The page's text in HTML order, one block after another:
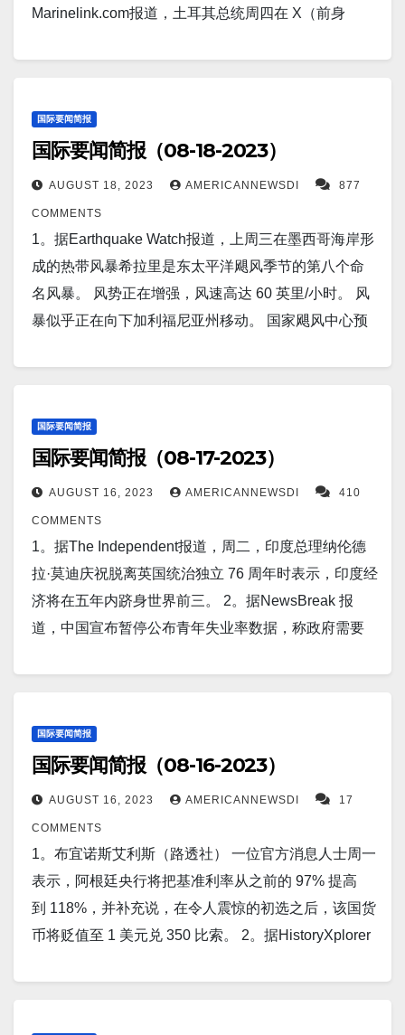
计划于8月21日尝试着陆，而印度的Chandrayaan-3探
战案件向国防部长提供建议。 10。据Newsweek报
道，基辅军方声称，乌克兰在不到一天的时间里在南
部摧毁了三艘“颠覆性的俄罗斯船只”。据报道，民用船
只正在远离黑海地区，乌克兰越来越多地瞄准莫斯科
的目标。 11。据The US Sun报道，在普京的一架珍贵
战机在俄罗斯领土深处遭到神风特攻队无人机袭击受
损后，莫斯科的两个机场因“无人机威胁”而关闭。
12。据Sporting News报道，西班牙队在悉尼举行的世
袭击。从基地黑烟的图像进一步证实了这些报道，但
尚不清楚是什么在燃烧。 14。据Newsweek报道，俄
罗斯当地官员称，西伯利亚布里亚特地区一座被毁的
罗斯经济可能损失“数十亿卢布”。 15。据Markets
Insider报道，分析师表示，随着人民币、卢布和阿根
廷比索同时暴跌，去美元化进程正面临信心危机。 以
下为华人服务广告区：…
统的权力。 4。据Earthquake Watch报道，圣安德烈亚
特征，在美国人口稠密的地区绵延 800 英里。虽然它
是休眠或不活跃的。 事实上，在地表之下，大块地壳
正在不断移动，储存着可能引发大地震的能量。 5。据
美元价值将大幅上涨。 约翰逊以其金融理论而闻名，
他并没预测美国经济会缓慢发展。 相反，他预计会出
现异常增长，他将这种增长称为“超新星”。 然而，美元
走强会给全球经济带来潜在问题。 6。据CNBC 报
道，美联储会议纪要引发通胀担忧后，比特币跌至近
两个月来的最低水平。根据 Coin Metrics 的数据，比
的最低水平。 7。据Newsweek 报道，战争研究
所 (ISW) 表示，乌克兰最近的进展表明，经过近 18 个
月的战争，俄罗斯的军队正在经历“更广泛的退化”。
8。据LiveScience报道，中国的月球车，绘制了月球
暗面深处 1000 英尺隐藏“结构”的地图。自 2018 年首
次着陆以来，中国的嫦娥四号，第一艘登陆月球背面
的航天器，一直在拍摄令人惊叹的撞击坑全景，并从
月球地幔中取样。 现在，该航天器使科学家能够比以
视美澳演习。据美国广播公司新闻报道，中国部署了
一批侦察卫星，监视了美国和澳大利亚的两次重大军
事演习。 10。据Futurism 报道，200艘船被困巴拿马
界上最严重的交通拥堵之中，而这场新的灾难，可能
至少还要几周才能结束。 11。据The Guardian报道，
中国周六在台湾周边展开军事演习，作为对台湾副总
统赖清德在美国过境表达愤怒的“严厉警告”。 12。
兰。 地点：澳大利亚体育场 日期：8 月 20 日星期日开
Marinelink.com报道，土耳其总统周四在 X（前身
恒大集团已在美国申请破产保护。这将使这家负债累
累的公司在与债权人达成数十亿美元交易时保护其在
美国的资产。 4。据Defensenews.com报道，土耳其
府拥有的国防技术实体 STM 达成协议的一部分，土耳
其的 11 个海军平台将配备国产 Atmaca 反舰导弹。
5。据彭博社报道，中国官员要求国有银行本周干预货
币市场，以限制人民币波动。银行正在将美元兑换成
本月人民币兑美元汇率下跌约2.4%，2023年将下跌
示，台北市市长蒋万安将于8月29日至31日前往上海，
参加2010年首次举办的台北-上海城市论坛。此次访问
AxleAddict报道，新发布的特斯拉电池有望成为电动汽
车充电的游戏规则改变者。据用户@SawyerMerritt发
布的文章称，为特斯拉提供大部分电池的中国公司刚
刚宣布了一项重大突破，“中国电池巨头、特斯拉的主
要供应商CATL推出了其最新产品，旨在解决电动汽车
充电和续航里程的限制。宁德时代电动汽车首席技术
买中国制造的武器是要付出代价的。 9。首尔（路透
社） - 韩国国会议员周四援引该国情报机构的话说，朝
鲜可能会发射洲际弹道导弹或采取其他军事行动，以
抗议美国、韩国和日本的峰会。 10。据路透社报道，
一位不愿透露姓名的美国官员表示，美国已批准从丹
麦和荷兰向乌克兰派遣 F-16 战斗机。 报道称，飞行员
培训完成后，飞机将立即发送。 11。北京（美联社）
——朝鲜似乎自 2020 年初COVID-19 大流行开始关闭
国际要闻简报
国际要闻简报（08-18-2023）
AUGUST 18, 2023 AMERICANNEWSDI 877
COMMENTS
1。据Earthquake Watch报道，上周三在墨西哥海岸形
成的热带风暴希拉里是东太平洋飓风季节的第八个命
名风暴。 风势正在增强，风速高达 60 英里/小时。 风
暴似乎正在向下加利福尼亚州移动。 国家飓风中心预
总司令的一位前美国顾问表示，配备集束弹药的远程
火箭是解锁俄罗斯强大防御网络的关键。 3。据
TheMessenger报道，世界资源研究所的最新研究表
来的水资源压力。报告强调，情况只会变得更糟。 4。
世界卫生组织 (WHO) 表达了全球对新的 COVID-19 变
种“EG.5”的关注。 这种变种也被称为 Eris，正在席卷
美国和世界其他地区，带来与之前变种类似的风险。
日的下跌后，周四出现波动，因担心中国经济增长放
燃料需求，市场气氛严峻。 6。据Earthquake Watch报
道，日本正在努力应对台风哈农的影响，日本气象厅
岛，造成多趟航班取消，大量游客滞留。由于洪水和
山体滑坡的威胁，当局建议超过 69 万居民撤离。 报告
确认风暴造成 1 人死亡、11 人受伤。 7。据
G3.Football 报道，西班牙戏剧性战胜瑞典后首次闯入
女足世界杯决赛。比赛戏剧性地结束，西班牙队凭借
奥尔加·卡莫纳最后时刻的进球以 1-0 战胜瑞典队，首
国际要闻简报
国际要闻简报（08-17-2023）
AUGUST 16, 2023 AMERICANNEWSDI 410
COMMENTS
1。据The Independent报道，周二，印度总理纳伦德
拉·莫迪庆祝脱离英国统治独立 76 周年时表示，印度经
济将在五年内跻身世界前三。 2。据NewsBreak 报
道，中国宣布暂停公布青年失业率数据，称政府需要
二季度官方失业率小幅下降至32.6% (ZAUNR=ECI)，
为2021年第一季度以来的最低水平。 4。
据 RadarOnline.com 报道，普京将部署一支配备致命
导人去年入侵乌克兰后最近将注意力集中在增强俄罗
斯的军事能力上，据报道新型亚森-M型潜艇是该计划
的一部分。 5。路透新加坡8月16日 - 日元周三跌至九
个月来的最低水平附近，交易员对任何干预迹象保持
令亚洲情绪恶化。 6。据TheMessenger 报道，朝鲜领
国际要闻简报
国际要闻简报（08-16-2023）
AUGUST 16, 2023 AMERICANNEWSDI 17
COMMENTS
1。布宜诺斯艾利斯（路透社） 一位官方消息人士周一
表示，阿根廷央行将把基准利率从之前的 97% 提高
到 118%，并补充说，在令人震惊的初选之后，该国货
币将贬值至 1 美元兑 350 比索。 2。据HistoryXplorer